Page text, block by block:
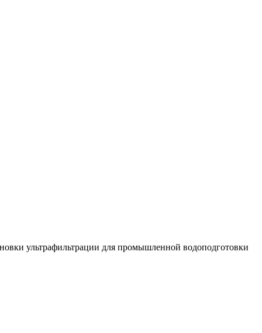
ультрафильтрации для промышленной водоподготовки